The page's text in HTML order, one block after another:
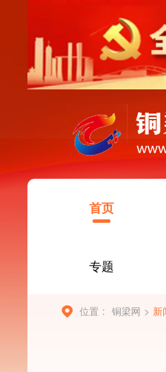
首页
专题
位置 : 铜梁网 > 新